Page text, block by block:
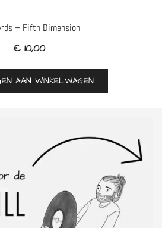
– Fifth Dimension
€ 10,00
AAN WINKELWAGEN